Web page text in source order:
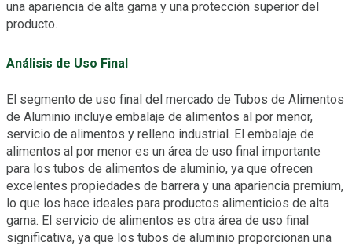
una apariencia de alta gama y una protección superior del
producto.
Análisis de Uso Final
El segmento de uso final del mercado de Tubos de Alimentos
de Aluminio incluye embalaje de alimentos al por menor,
servicio de alimentos y relleno industrial. El embalaje de
alimentos al por menor es un área de uso final importante
para los tubos de alimentos de aluminio, ya que ofrecen
excelentes propiedades de barrera y una apariencia premium,
lo que los hace ideales para productos alimenticios de alta
gama. El servicio de alimentos es otra área de uso final
significativa, ya que los tubos de aluminio proporcionan una